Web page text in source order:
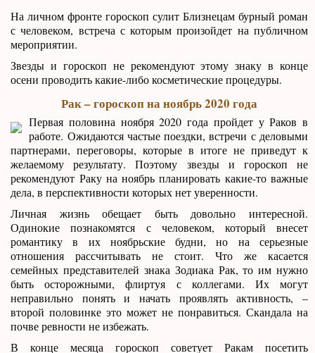
На личном фронте гороскоп сулит Близнецам бурный роман
с человеком, встреча с которым произойдет на публичном
мероприятии.
Звезды и гороскоп не рекомендуют этому знаку в конце
осени проводить какие-либо косметические процедуры.
Рак – гороскоп на ноябрь 2020 года
Первая половина ноября 2020 года пройдет у Раков в
работе. Ожидаются частые поездки, встречи с деловыми
партнерами, переговоры, которые в итоге не приведут к
желаемому результату. Поэтому звезды и гороскоп не
рекомендуют Раку на ноябрь планировать какие-то важные
дела, в перспективности которых нет уверенности.
Личная жизнь обещает быть довольно интересной.
Одинокие познакомятся с человеком, который внесет
романтику в их ноябрьские будни, но на серьезные
отношения рассчитывать не стоит. Что же касается
семейных представителей знака Зодиака Рак, то им нужно
быть осторожными, флиртуя с коллегами. Их могут
неправильно понять и начать проявлять активность, –
второй половинке это может не понравиться. Скандала на
почве ревности не избежать.
В конце месяца гороскоп советует Ракам посетить